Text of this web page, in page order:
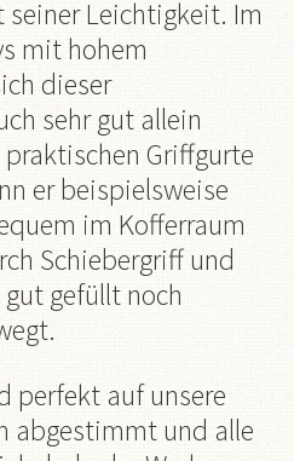
Leichtigkeit. Im
mit hohem
dieser
sehr gut allein
Griffgurte
er beispielsweise
im Kofferraum
Schiebergriff und
gefüllt noch
perfekt auf unsere
abgestimmt und alle